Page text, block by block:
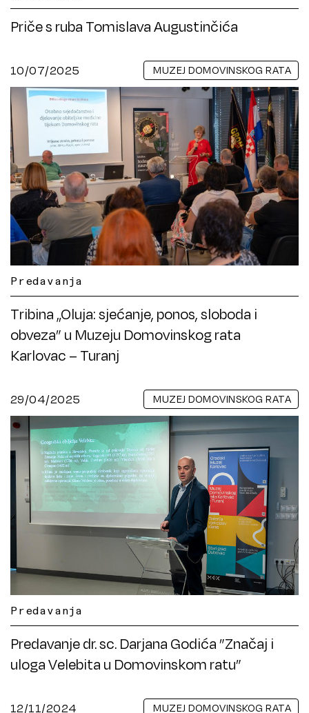
Priče s ruba Tomislava Augustinčića
10/07/2025 MUZEJ DOMOVINSKOG RATA
Predavanja
Tribina „Oluja: sjećanje, ponos, sloboda i
obveza” u Muzeju Domovinskog rata
Karlovac – Turanj
29/04/2025 MUZEJ DOMOVINSKOG RATA
Predavanja
Predavanje dr. sc. Darjana Godića ”Značaj i
uloga Velebita u Domovinskom ratu”
12/11/2024 MUZEJ DOMOVINSKOG RATA